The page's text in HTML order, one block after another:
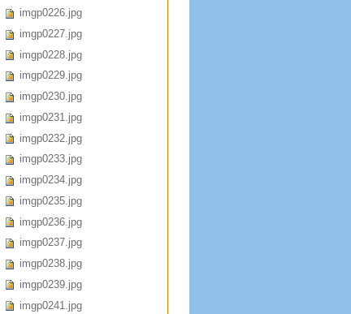
imgp0226.jpg
imgp0227.jpg
imgp0228.jpg
imgp0229.jpg
imgp0230.jpg
imgp0231.jpg
imgp0232.jpg
imgp0233.jpg
imgp0234.jpg
imgp0235.jpg
imgp0236.jpg
imgp0237.jpg
imgp0238.jpg
imgp0239.jpg
imgp0241.jpg